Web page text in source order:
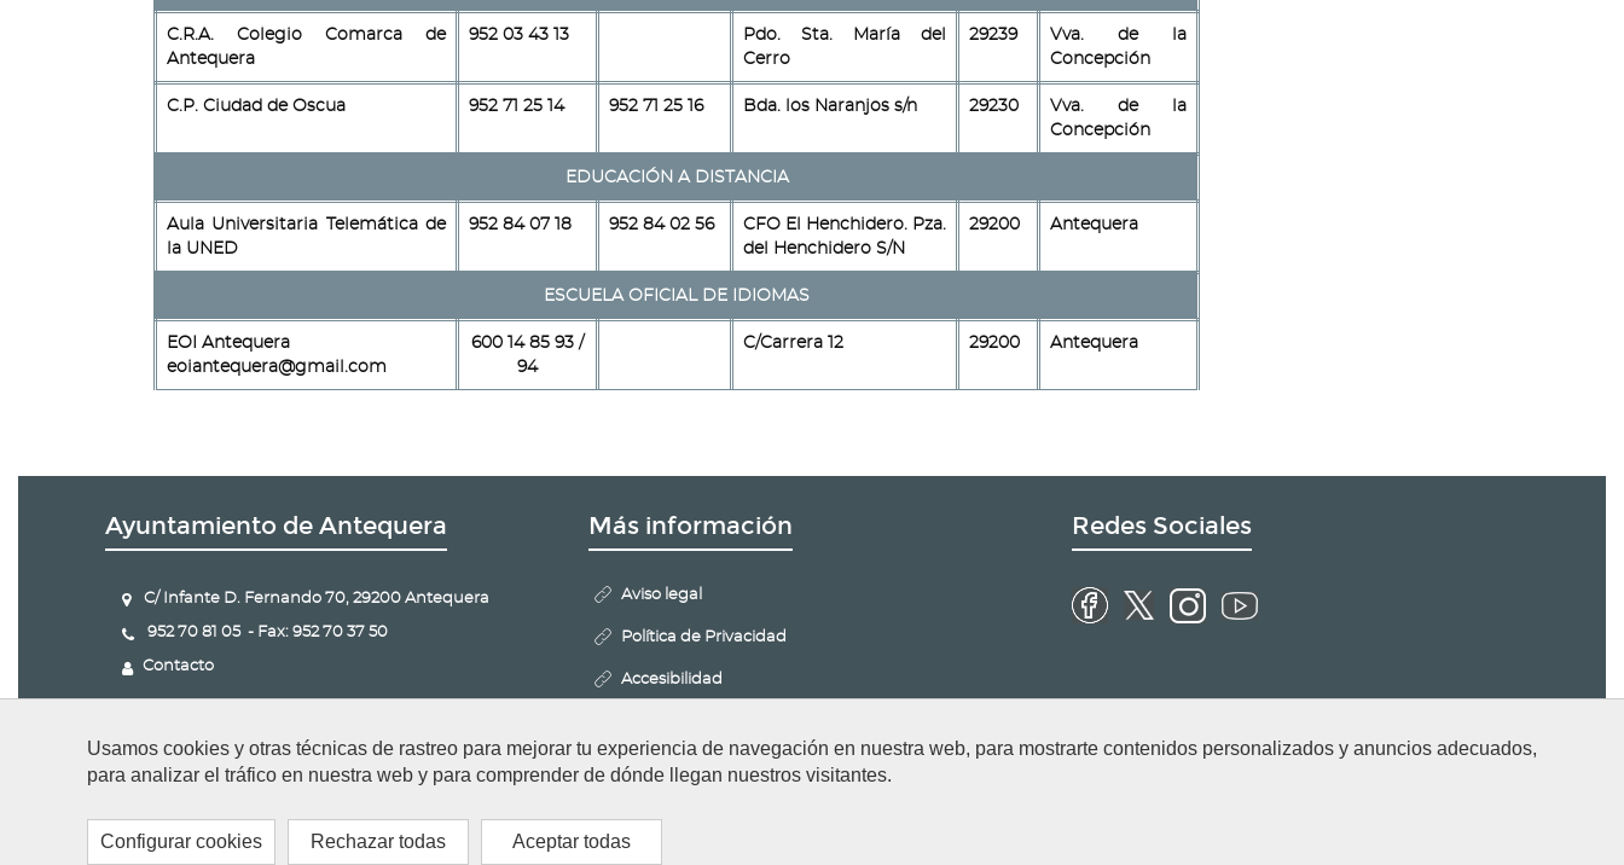
Usamos cookies y otras técnicas de rastreo para mejorar tu experiencia de navegación en nuestra web, para mostrarte contenidos personalizados y anuncios adecuados,
para analizar el tráfico en nuestra web y para comprender de dónde llegan nuestros visitantes.
Configurar cookies Rechazar todas Aceptar todas
C.R.A. Colegio Comarca de
Antequera
952 03 43 13
Pdo. Sta. María del
Cerro
29239
Vva. de la
Concepción
C.P. Ciudad de Oscua 952 71 25 14 952 71 25 16 Bda. los Naranjos s/n 29230
Vva. de la
Concepción
EDUCACIÓN A DISTANCIA
Aula Universitaria Telemática de
la UNED
952 84 07 18 952 84 02 56
CFO El Henchidero. Pza.
del Henchidero S/N
29200 Antequera
ESCUELA OFICIAL DE IDIOMAS
EOI Antequera
eoiantequera@gmail.com
600 14 85 93 /
94
C/Carrera 12 29200 Antequera
Ayuntamiento de Antequera
C/ Infante D. Fernando 70, 29200 Antequera
952 70 81 05 - Fax: 952 70 37 50
Contacto
Más información
Aviso legal
Política de Privacidad
Accesibilidad
Politica de Cookies
Redes Sociales